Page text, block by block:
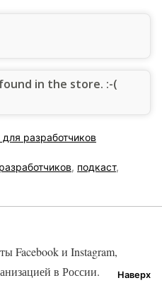
in the store. :-(
разработчиков
, подкаст,
Наверх
Facebook и Instagram,
в России.